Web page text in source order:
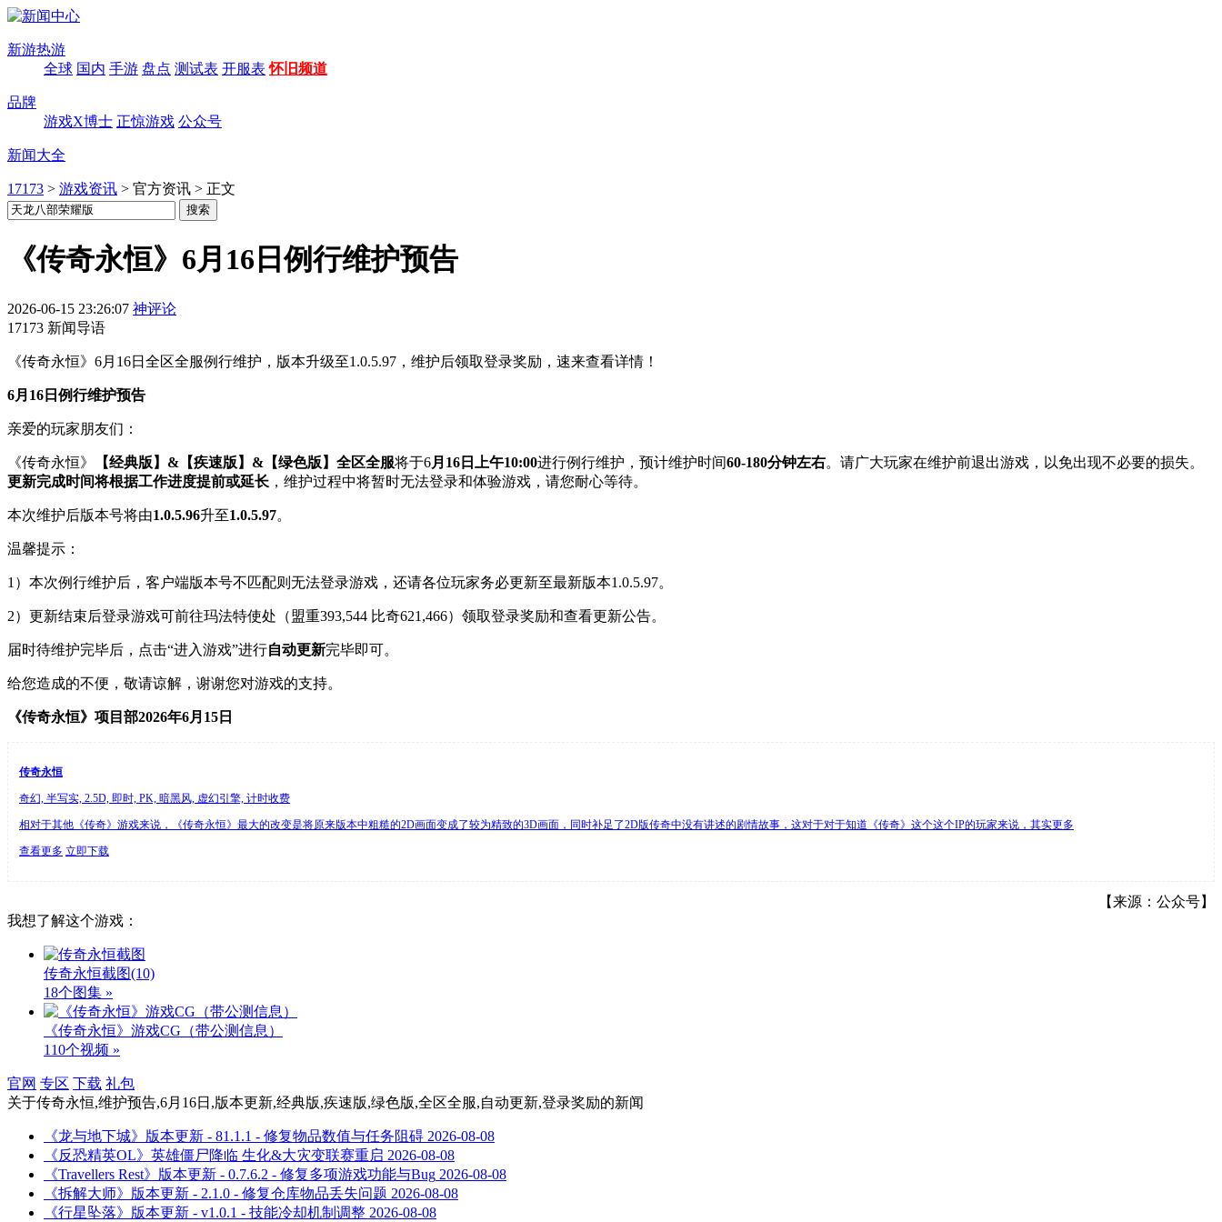
新游热游
全球 国内 手游 盘点 测试表 开服表 怀旧频道
品牌
游戏X博士 正惊游戏 公众号
新闻大全
17173 > 游戏资讯 > 官方资讯 > 正文
《传奇永恒》6月16日例行维护预告
2026-06-15 23:26:07 神评论
17173 新闻导语
《传奇永恒》6月16日全区全服例行维护，版本升级至1.0.5.97，维护后领取登录奖励，速来查看详情！
6月16日例行维护预告
亲爱的玩家朋友们：
《传奇永恒》 【经典版】&【疾速版】&【绿色版】全区全服将于6月16日上午10:00进行例行维护，预计维护时间60-180分钟左右。请广大玩家在维护前退出游戏，以免出现不必要的损失。
更新完成时间将根据工作进度提前或延长 ，维护过程中将暂时无法登录和体验游戏，请您耐心等待。
本次维护后版本号将由1.0.5.96升至1.0.5.97。
温馨提示：
1）本次例行维护后，客户端版本号不匹配则无法登录游戏，还请各位玩家务必更新至最新版本1.0.5.97。
2）更新结束后登录游戏可前往玛法特使处（盟重393,544 比奇621,466）领取登录奖励和查看更新公告。
届时待维护完毕后，点击“进入游戏”进行自动更新完毕即可。
给您造成的不便，敬请谅解，谢谢您对游戏的支持。
《传奇永恒》项目部2026年6月15日
传奇永恒
奇幻, 半写实, 2.5D, 即时, PK, 暗黑风, 虚幻引擎, 计时收费
相对于其他《传奇》游戏来说，《传奇永恒》最大的改变是将原来版本中粗糙的2D画面变成了较为精致的3D画面，同时补足了2D版传奇中没有讲述的剧情故事，这对于对于知道《传奇》这个这个IP的玩家来说，其实更多
查看更多 立即下载
【来源：公众号】
我想了解这个游戏：
传奇永恒截图(10)
18个图集 »
《传奇永恒》游戏CG（带公测信息）
110个视频 »
官网 专区 下载 礼包
关于传奇永恒,维护预告,6月16日,版本更新,经典版,疾速版,绿色版,全区全服,自动更新,登录奖励的新闻
《龙与地下城》版本更新 - 81.1.1 - 修复物品数值与任务阻碍 2026-08-08
《反恐精英OL》英雄僵尸降临 生化&大灾变联赛重启 2026-08-08
《Travellers Rest》版本更新 - 0.7.6.2 - 修复多项游戏功能与Bug 2026-08-08
《拆解大师》版本更新 - 2.1.0 - 修复仓库物品丢失问题 2026-08-08
《行星坠落》版本更新 - v1.0.1 - 技能冷却机制调整 2026-08-08